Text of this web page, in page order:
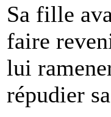
Sa fille
faire
lui
répudier